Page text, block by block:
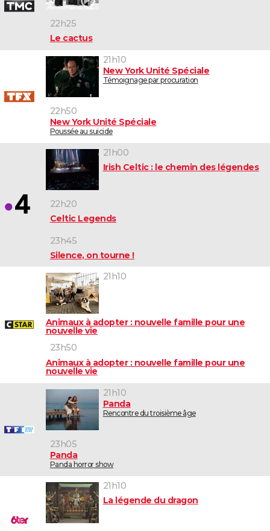
22h25
Le cactus
21h10
New York Unité Spéciale
Témoignage par procuration
22h50
New York Unité Spéciale
Poussée au suicide
21h00
Irish Celtic : le chemin des légendes
22h20
Celtic Legends
23h45
Silence, on tourne !
21h10
Animaux à adopter : nouvelle famille pour une
nouvelle vie
23h50
Animaux à adopter : nouvelle famille pour une
nouvelle vie
21h10
Panda
Rencontre du troisième âge
23h05
Panda
Panda horror show
21h10
La légende du dragon